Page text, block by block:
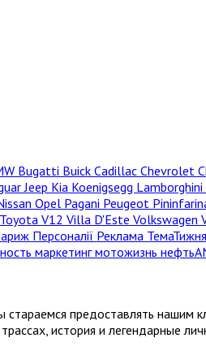
Bugatti Buick Cadillac Chevrolet
Jeep Kia Koenigsegg Lamborghini
Opel Pagani Peugeot
Toyota V12 Villa D'Este Volkswagen
Персоналії Реклама ТемаТижня
маркетингмотожизнь
предоставлять нашим
история и легендарные